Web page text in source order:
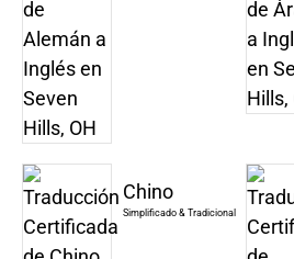
Chino
Simplificado & Tradicional